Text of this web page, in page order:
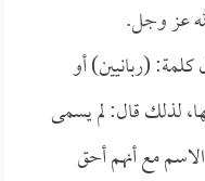
عز وجل.
(ربانيين) أو
لذلك قال: لم يسمى
مع أنهم أحق